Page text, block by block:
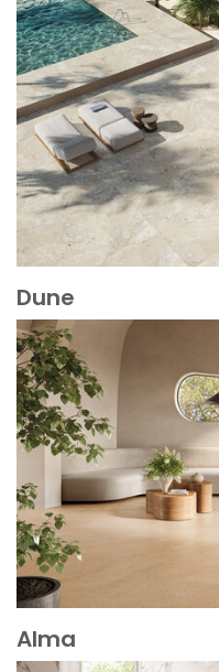
Dune
Alma